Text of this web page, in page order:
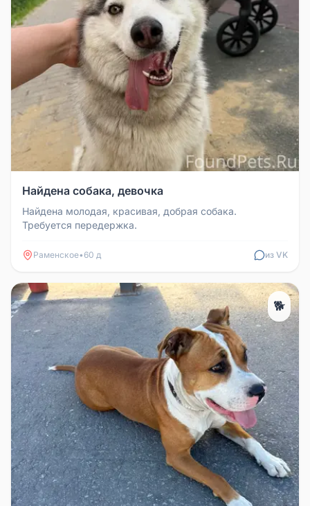
Найдена собака, девочка
Найдена молодая, красивая, добрая собака.
Требуется передержка.
Раменское•60 д из VK
🐕